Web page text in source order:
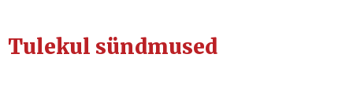
Tulekul sündmused